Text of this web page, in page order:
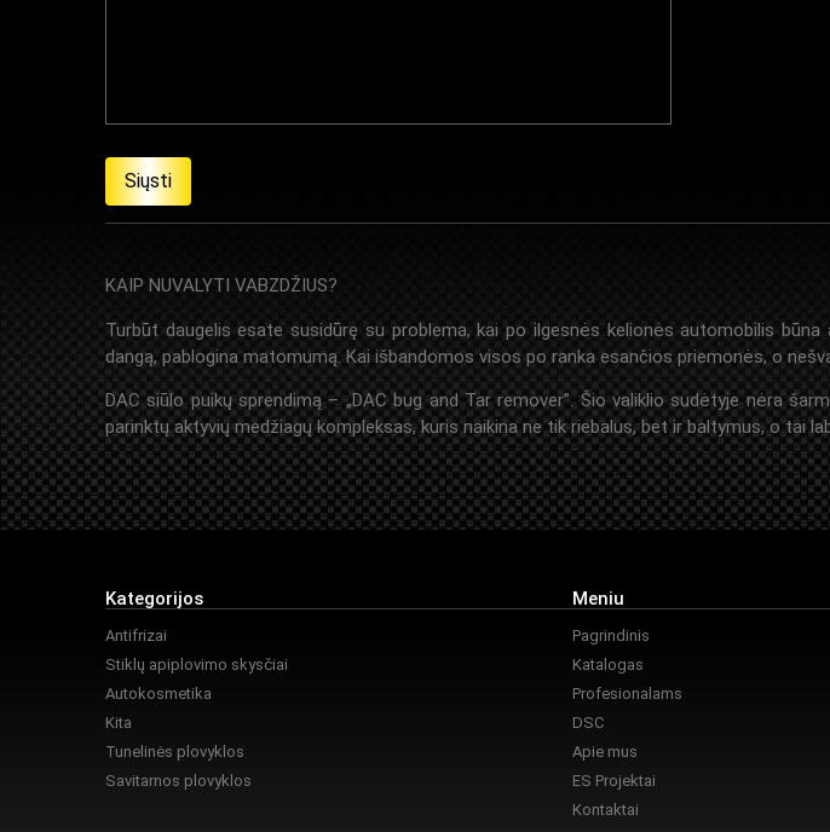
KAIP NUVALYTI VABZDŽIUS?
Turbūt daugelis esate susidūrę su problema, kai po ilgesnės kelionės automobilis
dangą, pablogina matomumą. Kai išbandomos visos po ranka esančios priemonės, o
DAC siūlo puikų sprendimą – „DAC bug and Tar remover”. Šio valiklio sudėtyje nėra
parinktų aktyvių medžiagų kompleksas, kuris naikina ne tik riebalus, bet ir baltymus, o tai
Kategorijos
Antifrizai
Stiklų apiplovimo skysčiai
Autokosmetika
Kita
Tunelinės plovyklos
Savitarnos plovyklos
Meniu
Pagrindinis
Katalogas
Profesionalams
DSC
Apie mus
ES Projektai
Kontaktai